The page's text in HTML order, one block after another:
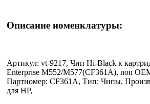
Описание номенклатуры:
Артикул: vt-9217, Чип Hi-Black к
Enterprise M552/M577(CF361A), non
Партномер: CF361A, Тип: Чипы,
для HP,